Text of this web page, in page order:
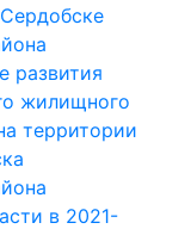
развития
жилищного
территории
в 2021-